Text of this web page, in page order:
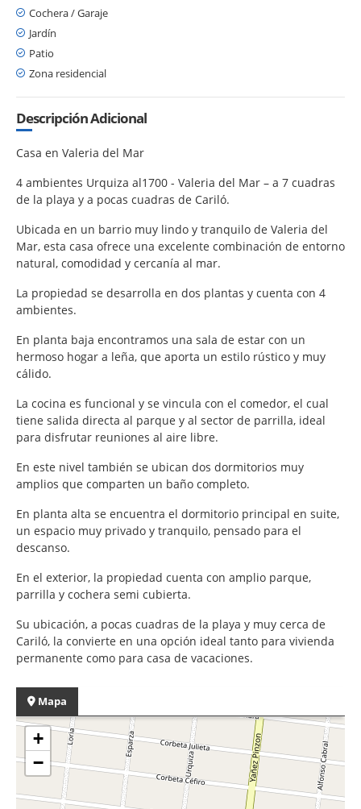
Cochera / Garaje
Jardín
Patio
Zona residencial
Descripción Adicional
Casa en Valeria del Mar
4 ambientes Urquiza al1700 - Valeria del Mar – a 7 cuadras
de la playa y a pocas cuadras de Cariló.
Ubicada en un barrio muy lindo y tranquilo de Valeria del
Mar, esta casa ofrece una excelente combinación de entorno
natural, comodidad y cercanía al mar.
La propiedad se desarrolla en dos plantas y cuenta con 4
ambientes.
En planta baja encontramos una sala de estar con un
hermoso hogar a leña, que aporta un estilo rústico y muy
cálido.
La cocina es funcional y se vincula con el comedor, el cual
tiene salida directa al parque y al sector de parrilla, ideal
para disfrutar reuniones al aire libre.
En este nivel también se ubican dos dormitorios muy
amplios que comparten un baño completo.
En planta alta se encuentra el dormitorio principal en suite,
un espacio muy privado y tranquilo, pensado para el
descanso.
En el exterior, la propiedad cuenta con amplio parque,
parrilla y cochera semi cubierta.
Su ubicación, a pocas cuadras de la playa y muy cerca de
Cariló, la convierte en una opción ideal tanto para vivienda
permanente como para casa de vacaciones.
Mapa
+
−